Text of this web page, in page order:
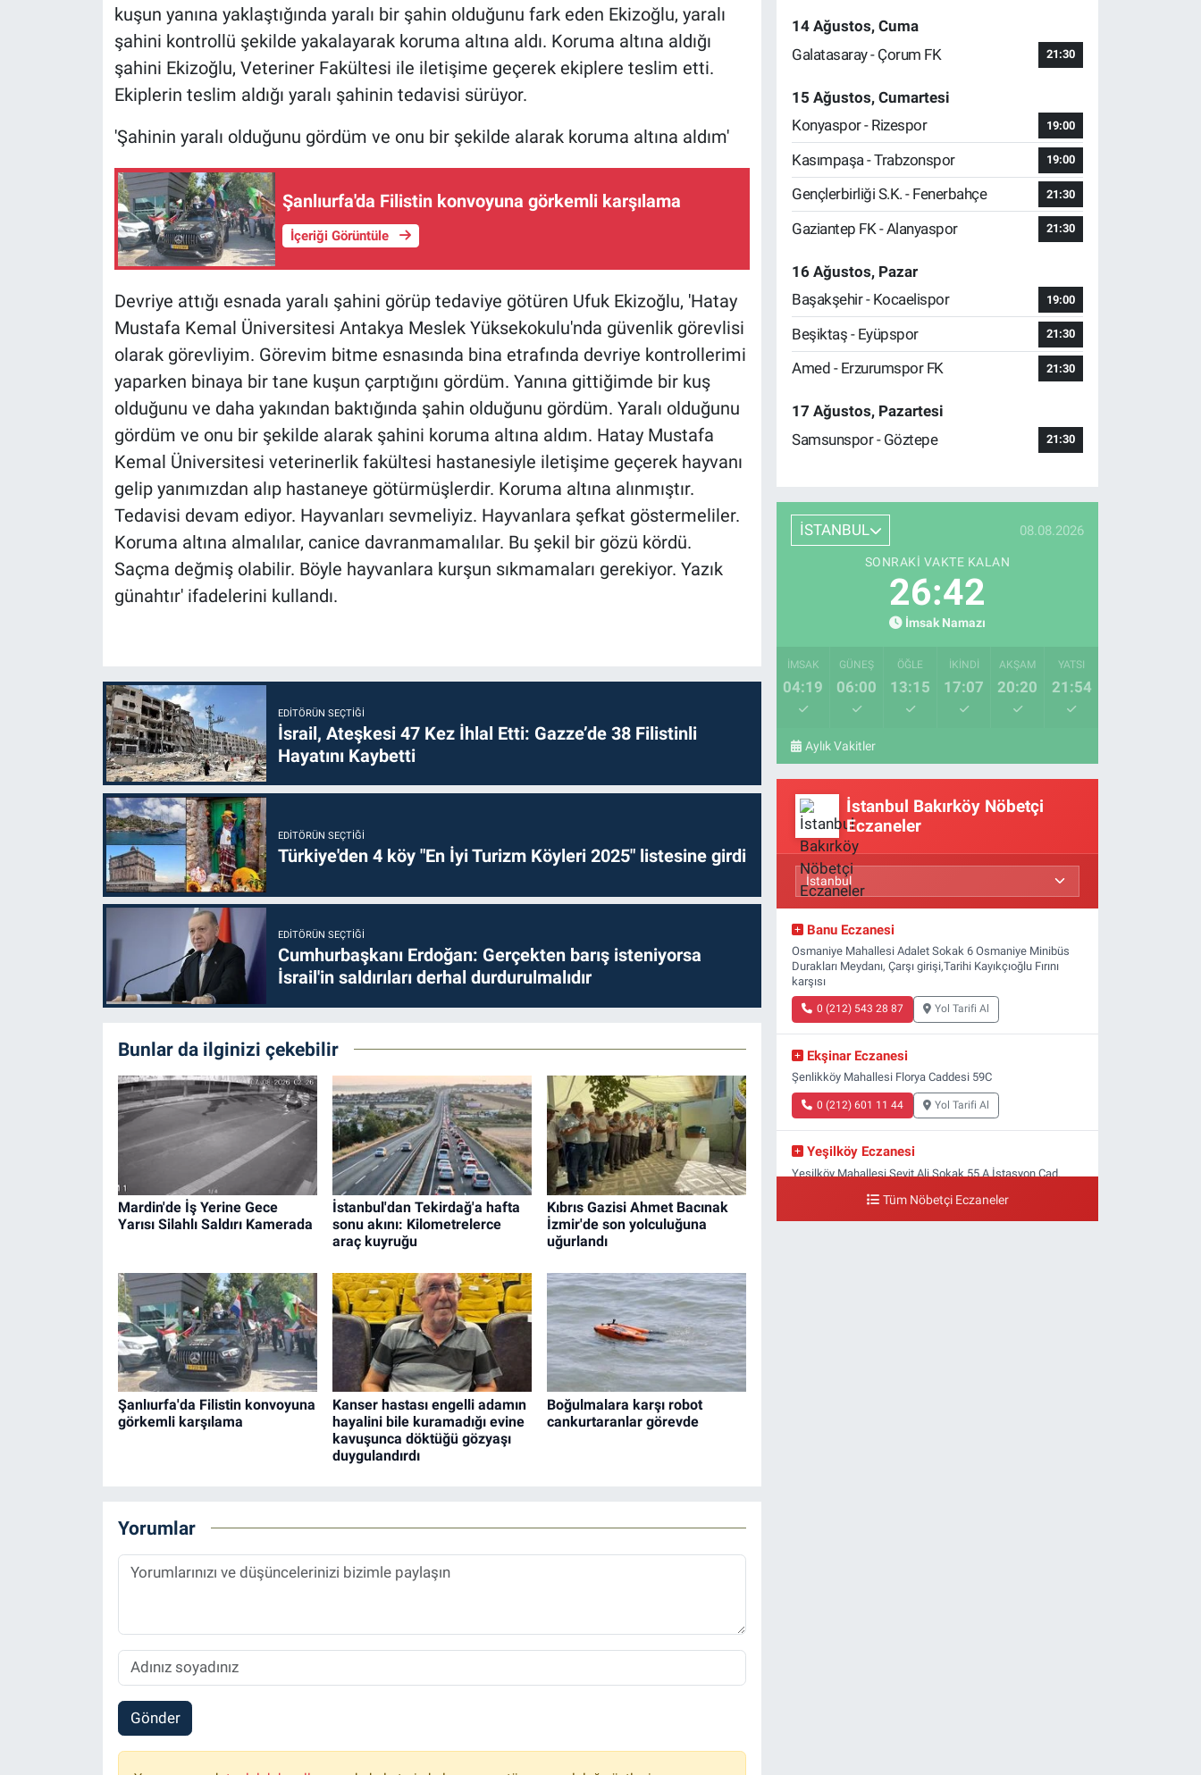
kuşun yanına yaklaştığında yaralı bir şahin olduğunu fark eden Ekizoğlu, yaralı
şahini kontrollü şekilde yakalayarak koruma altına aldı. Koruma altına aldığı
şahini Ekizoğlu, Veteriner Fakültesi ile iletişime geçerek ekiplere teslim etti.
Ekiplerin teslim aldığı yaralı şahinin tedavisi sürüyor.
'Şahinin yaralı olduğunu gördüm ve onu bir şekilde alarak koruma altına aldım'
Şanlıurfa'da Filistin konvoyuna görkemli karşılama
İçeriği Görüntüle
Devriye attığı esnada yaralı şahini görüp tedaviye götüren Ufuk Ekizoğlu, 'Hatay
Mustafa Kemal Üniversitesi Antakya Meslek Yüksekokulu'nda güvenlik görevlisi
olarak görevliyim. Görevim bitme esnasında bina etrafında devriye kontrollerimi
yaparken binaya bir tane kuşun çarptığını gördüm. Yanına gittiğimde bir kuş
olduğunu ve daha yakından baktığında şahin olduğunu gördüm. Yaralı olduğunu
gördüm ve onu bir şekilde alarak şahini koruma altına aldım. Hatay Mustafa
Kemal Üniversitesi veterinerlik fakültesi hastanesiyle iletişime geçerek hayvanı
gelip yanımızdan alıp hastaneye götürmüşlerdir. Koruma altına alınmıştır.
Tedavisi devam ediyor. Hayvanları sevmeliyiz. Hayvanlara şefkat göstermeliler.
Koruma altına almalılar, canice davranmamalılar. Bu şekil bir gözü kördü.
Saçma değmiş olabilir. Böyle hayvanlara kurşun sıkmamaları gerekiyor. Yazık
günahtır' ifadelerini kullandı.
EDITÖRÜN SEÇTIĞI
İsrail, Ateşkesi 47 Kez İhlal Etti: Gazze’de 38 Filistinli
Hayatını Kaybetti
EDITÖRÜN SEÇTIĞI
Türkiye'den 4 köy "En İyi Turizm Köyleri 2025" listesine girdi
EDITÖRÜN SEÇTIĞI
Cumhurbaşkanı Erdoğan: Gerçekten barış isteniyorsa
İsrail'in saldırıları derhal durdurulmalıdır
Bunlar da ilginizi çekebilir
Mardin'de İş Yerine Gece
Yarısı Silahlı Saldırı Kamerada
İstanbul'dan Tekirdağ'a hafta
sonu akını: Kilometrelerce
araç kuyruğu
Kıbrıs Gazisi Ahmet Bacınak
İzmir'de son yolculuğuna
uğurlandı
Şanlıurfa'da Filistin konvoyuna
görkemli karşılama
Kanser hastası engelli adamın
hayalini bile kuramadığı evine
kavuşunca döktüğü gözyaşı
duygulandırdı
Boğulmalara karşı robot
cankurtaranlar görevde
Yorumlar
Gönder
14 Ağustos, Cuma
Galatasaray - Çorum FK
21:30
15 Ağustos, Cumartesi
Konyaspor - Rizespor
19:00
Kasımpaşa - Trabzonspor 19:00
Gençlerbirliği S.K. - Fenerbahçe 21:30
Gaziantep FK - Alanyaspor 21:30
16 Ağustos, Pazar
Başakşehir - Kocaelispor
19:00
Beşiktaş - Eyüpspor 21:30
Amed - Erzurumspor FK 21:30
17 Ağustos, Pazartesi
Samsunspor - Göztepe
21:30
İSTANBUL 08.08.2026
SONRAKI VAKTE KALAN
26:41
İmsak Namazı
İMSAK
04:19
GÜNEŞ
06:00
ÖĞLE
13:15
İKINDI
17:07
AKŞAM
20:20
YATSI
21:54
Aylık Vakitler
İstanbul Bakırköy Nöbetçi
Eczaneler
Banu Eczanesi
Osmaniye Mahallesi Adalet Sokak 6 Osmaniye Minibüs
Durakları Meydanı, Çarşı girişi,Tarihi Kayıkçıoğlu Fırını
karşısı
0 (212) 543 28 87 Yol Tarifi Al
Ekşinar Eczanesi
Şenlikköy Mahallesi Florya Caddesi 59C
0 (212) 601 11 44 Yol Tarifi Al
Yeşilköy Eczanesi
Yeşilköy Mahallesi Seyit Ali Sokak 55 A İstasyon Cad.
Tüm Nöbetçi Eczaneler